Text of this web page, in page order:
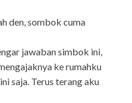
den, sombok cuma
jawaban simbok ini,
ke rumahku
saja. Terus terang aku